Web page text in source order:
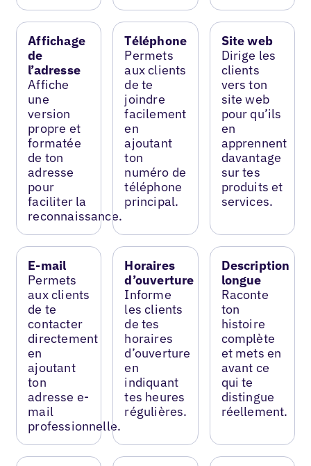
Affichage
de
l’adresse
Affiche
une
version
propre et
formatée
de ton
adresse
pour
faciliter la
reconnaissance.
Téléphone
Permets
aux clients
de te
joindre
facilement
en
ajoutant
ton
numéro de
téléphone
principal.
Site web
Dirige les
clients
vers ton
site web
pour qu’ils
en
apprennent
davantage
sur tes
produits et
services.
E-mail
Permets
aux clients
de te
contacter
directement
en
ajoutant
ton
adresse e-
mail
professionnelle.
Horaires
d’ouverture
Informe
les clients
de tes
horaires
d’ouverture
en
indiquant
tes heures
régulières.
Description
longue
Raconte
ton
histoire
complète
et mets en
avant ce
qui te
distingue
réellement.